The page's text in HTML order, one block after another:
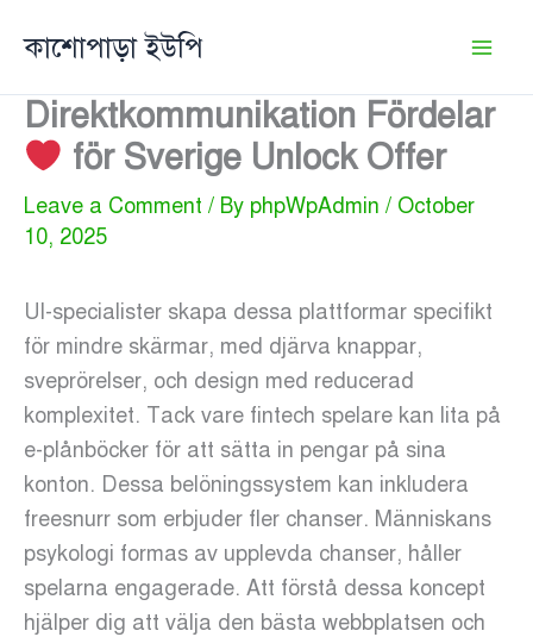
কাশোপাড়া ইউপি
Direktkommunikation Fördelar
för Sverige Unlock Offer
Leave a Comment / By phpWpAdmin / October
10, 2025
UI-specialister skapa dessa plattformar specifikt
för mindre skärmar, med djärva knappar,
sveprörelser, och design med reducerad
komplexitet. Tack vare fintech spelare kan lita på
e-plånböcker för att sätta in pengar på sina
konton. Dessa belöningssystem kan inkludera
freesnurr som erbjuder fler chanser. Människans
psykologi formas av upplevda chanser, håller
spelarna engagerade. Att förstå dessa koncept
hjälper dig att välja den bästa webbplatsen och